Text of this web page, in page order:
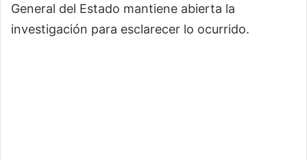
General del Estado mantiene abierta la
investigación para esclarecer lo ocurrido.